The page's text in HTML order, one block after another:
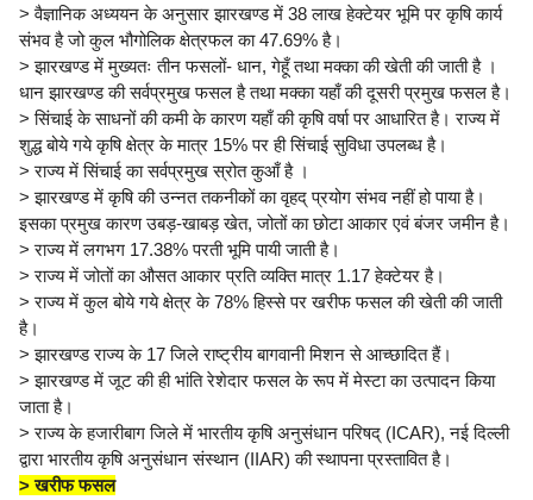
> वैज्ञानिक अध्ययन के अनुसार झारखण्ड में 38 लाख हेक्टेयर भूमि पर कृषि कार्य
संभव है जो कुल भौगोलिक क्षेत्रफल का 47.69% है।
> झारखण्ड में मुख्यतः तीन फसलों- धान, गेहूँ तथा मक्का की खेती की जाती है ।
धान झारखण्ड की सर्वप्रमुख फसल है तथा मक्का यहाँ की दूसरी प्रमुख फसल है।
> सिंचाई के साधनों की कमी के कारण यहाँ की कृषि वर्षा पर आधारित है। राज्य में
शुद्ध बोये गये कृषि क्षेत्र के मात्र 15% पर ही सिंचाई सुविधा उपलब्ध है।
> राज्य में सिंचाई का सर्वप्रमुख स्रोत कुआँ है ।
> झारखण्ड में कृषि की उन्नत तकनीकों का वृहद् प्रयोग संभव नहीं हो पाया है।
इसका प्रमुख कारण उबड़-खाबड़ खेत, जोतों का छोटा आकार एवं बंजर जमीन है।
> राज्य में लगभग 17.38% परती भूमि पायी जाती है।
> राज्य में जोतों का औसत आकार प्रति व्यक्ति मात्र 1.17 हेक्टेयर है।
> राज्य में कुल बोये गये क्षेत्र के 78% हिस्से पर खरीफ फसल की खेती की जाती
है।
> झारखण्ड राज्य के 17 जिले राष्ट्रीय बागवानी मिशन से आच्छादित हैं।
> झारखण्ड में जूट की ही भांति रेशेदार फसल के रूप में मेस्टा का उत्पादन किया
जाता है।
> राज्य के हजारीबाग जिले में भारतीय कृषि अनुसंधान परिषद् (ICAR), नई दिल्ली
द्वारा भारतीय कृषि अनुसंधान संस्थान (IIAR) की स्थापना प्रस्तावित है।
> खरीफ फसल